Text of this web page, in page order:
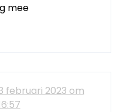
mee
februari 2023 om